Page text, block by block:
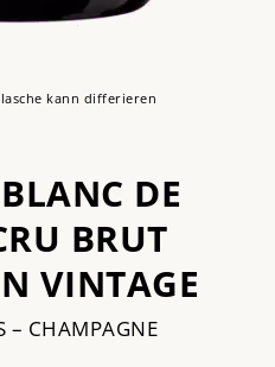
kann differieren
DE
BRUT
VINTAGE
– CHAMPAGNE